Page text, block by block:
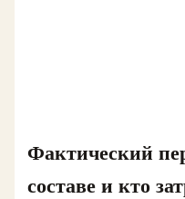
Фактический
составе и кто